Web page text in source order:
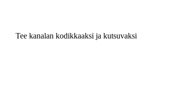
Tee kanalan kodikkaaksi ja kutsuvaksi